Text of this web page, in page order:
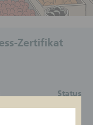
Zertifikat
EUR
Status
aktiv